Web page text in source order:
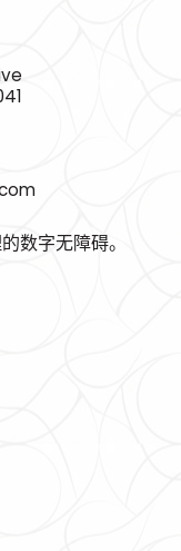
数字无障碍。